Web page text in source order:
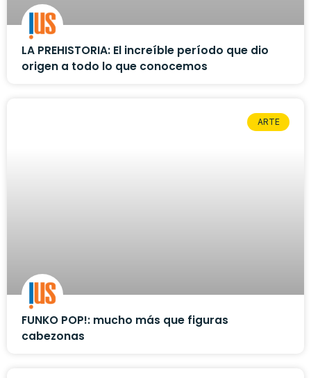
LA PREHISTORIA: El increíble período que dio
origen a todo lo que conocemos
ARTE
FUNKO POP!: mucho más que figuras
cabezonas